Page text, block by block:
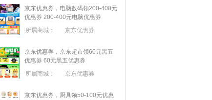
京东优惠券，电脑数码领200-400元
优惠券 200-400元电脑优惠券
所属商城：
京东优惠券
京东优惠券，京东超市领60元黑五
优惠券 60元黑五优惠券
所属商城：
京东优惠券
京东优惠券，厨具领50-100元优惠